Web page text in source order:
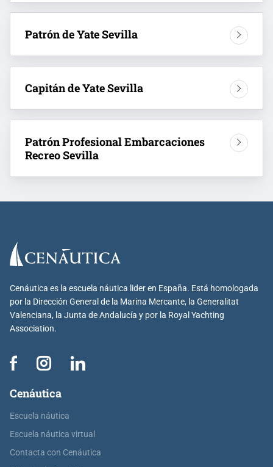
Patrón de Yate Sevilla
Capitán de Yate Sevilla
Patrón Profesional Embarcaciones
Recreo Sevilla
Cenáutica es la escuela náutica lider en España. Está homologada
por la Dirección General de la Marina Mercante, la Generalitat
Valenciana, la Junta de Andalucía y por la Royal Yachting
Association.
Cenáutica
Escuela náutica
Escuela náutica virtual
Contacta con Cenáutica